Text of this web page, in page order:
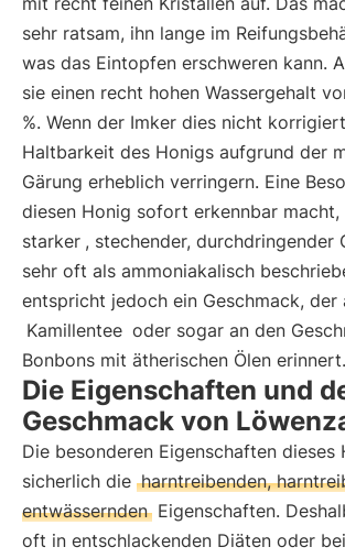
sehr ratsam, ihn lange im
was das Eintopfen erschweren kann.
sie einen recht hohen Wassergehalt
%. Wenn der Imker dies nicht
Haltbarkeit des Honigs aufgrund der
Gärung erheblich verringern. Eine
diesen Honig sofort erkennbar macht,
starker , stechender, durchdringender
sehr oft als ammoniakalisch
entspricht jedoch ein Geschmack, der
Kamillentee oder sogar an den
Bonbons mit ätherischen Ölen erinnert.
Die Eigenschaften und
Geschmack von
Die besonderen Eigenschaften dieses
sicherlich die harntreibenden,
entwässernden Eigenschaften.
oft in entschlackenden Diäten oder